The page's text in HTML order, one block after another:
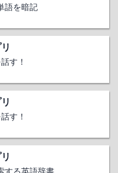
語を暗記
す！
す！